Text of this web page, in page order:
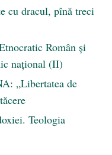
cu dracul, pînă treci
Român şi
naţional (II)
„Libertatea de
Teologia